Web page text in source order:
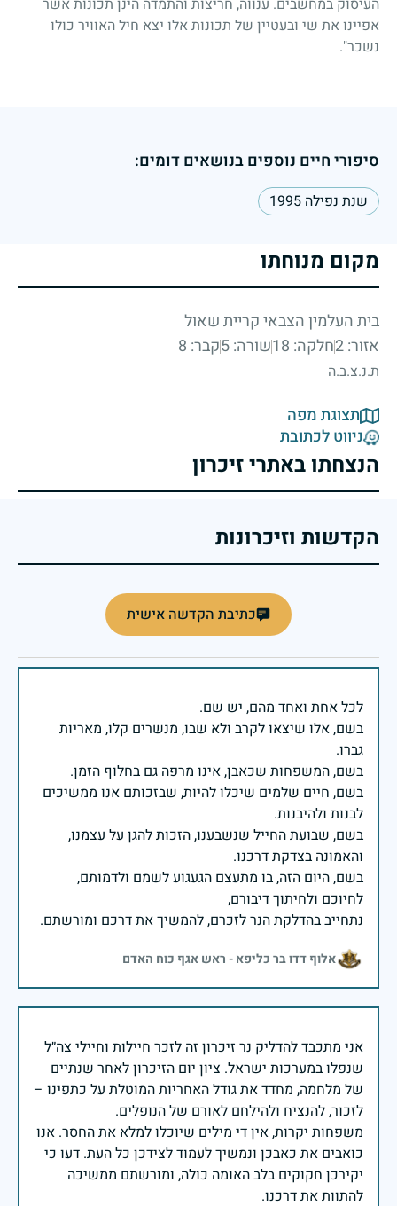
העיסוק במחשבים. ענווה, חריצות והתמדה הינן תכונות אשר
אפיינו את שי ובעטיין של תכונות אלו יצא חיל האוויר כולו
נשכר".
סיפורי חיים נוספים בנושאים דומים:
שנת נפילה 1995
מקום מנוחתו
בית העלמין הצבאי קריית שאול
אזור: 2
חלקה: 18 שורה: 5 קבר: 8
ת.נ.צ.ב.ה
תצוגת מפה
ניווט לכתובת
הנצחתו באתרי זיכרון
הקדשות וזיכרונות
כתיבת הקדשה אישית
בשם, אלו שיצאו לקרב ולא שבו, מנשרים קלו, מאריות
בשם, חיים שלמים שיכלו להיות, שבזכותם אנו ממשיכים
בשם, שבועת החייל שנשבענו, הזכות להגן על עצמנו,
בשם, היום הזה, בו מתעצם הגעגוע לשמם ולדמותם,
נתחייב בהדלקת הנר לזכרם, להמשיך את דרכם ומורשתם.
אלוף דדו בר כליפא - ראש אגף כוח האדם
אני מתכבד להדליק נר זיכרון זה לזכר חיילות וחיילי צה״ל
שנפלו במערכות ישראל. ציון יום הזיכרון לאחר שנתיים
של מלחמה, מחדד את גודל האחריות המוטלת על כתפינו –
משפחות יקרות, אין די מילים שיוכלו למלא את החסר. אנו
כואבים את כאבכן ונמשיך לעמוד לצידכן כל העת. דעו כי
יקירכן חקוקים בלב האומה כולה, ומורשתם ממשיכה